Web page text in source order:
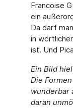
Francoise
ein
Da darf
in
ist. Und
Ein Bild
Die
wunderbar
daran